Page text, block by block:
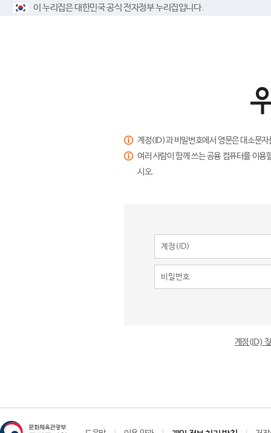
이 누리집은 대한민국 공식 전자정부 누리집입니다.
계정(ID)과 비밀번호에서 영문은 대소문
여러 사람이 함께 쓰는 공용 컴퓨터를 이
시오.
계정(ID)